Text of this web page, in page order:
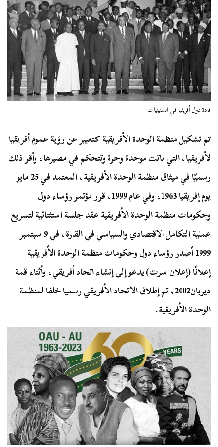
قادة دول أفريقيا في الستينيات
تم تشكيل منظمة الوحدة الأفريقية كتعبير عن رؤية عموم أفريقيا
لأفريقيا، التي باتت موحدة وحرة وتتحكم في مصيرها، وأقر ذلك
رسميًا في ميثاق منظمة الوحدة الأفريقية، المعتمد في 25 مايو
يوم إفريقيا 1963، وفي عام 1999، قرر مؤتمر رؤساء دول
وحكومات منظمة الوحدة الأفريقية عقد جلسة استثنائية لتسريع
عملية التكامل الاقتصادي والسياسي في القارة، في 9 سبتمبر
1999 أصدر رؤساء دول وحكومات منظمة الوحدة الأفريقية
إعلانًا (إعلان سرت) يدعو إلى إنشاء اتحاد أفريقي، وأثناء قمة
ديربان2002، تم إطلاق الاتحاد الأفريقي رسميا خلفا لمنظمة
الوحدة الأفريقية.